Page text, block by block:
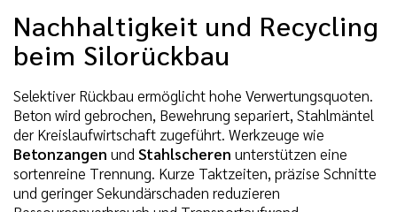
Nachhaltigkeit und Recycling
beim Silorückbau
Selektiver Rückbau ermöglicht hohe Verwertungsquoten.
Beton wird gebrochen, Bewehrung separiert, Stahlmäntel
der Kreislaufwirtschaft zugeführt. Werkzeuge wie
Betonzangen und Stahlscheren unterstützen eine
sortenreine Trennung. Kurze Taktzeiten, präzise Schnitte
und geringer Sekundärschaden reduzieren